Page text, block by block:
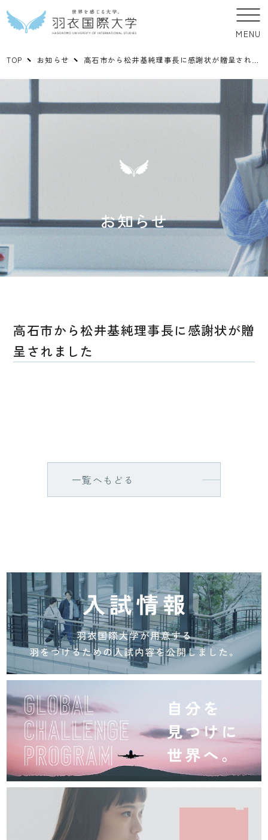
MENU
TOP お知らせ 高石市から松井基純理事長に感謝状が贈呈されました
お知らせ
高石市から松井基純理事長に感謝状が贈
呈されました
一覧へもどる